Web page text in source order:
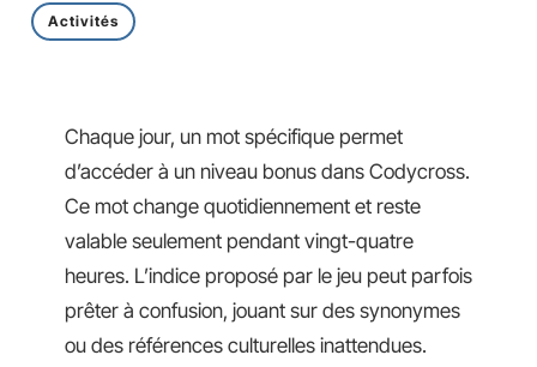
Activités
Chaque jour, un mot spécifique permet
d’accéder à un niveau bonus dans Codycross.
Ce mot change quotidiennement et reste
valable seulement pendant vingt-quatre
heures. L’indice proposé par le jeu peut parfois
prêter à confusion, jouant sur des synonymes
ou des références culturelles inattendues.